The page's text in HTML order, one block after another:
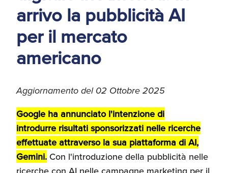
New York, Corp.
Manuale pratico sul
commercio con gli USA
licenza per richiedere
gli ITIN
Media
Logistica
Ricerca Distributori di
Macchinari Industriali
Branding e
arrivo la pubblicità AI
per il mercato
americano
Aggiornamento del 02 Ottobre 2025
Google ha annunciato l'intenzione di
introdurre risultati sponsorizzati nelle ricerche
effettuate attraverso la sua piattaforma di AI,
Gemini. Con l'introduzione della pubblicità nelle